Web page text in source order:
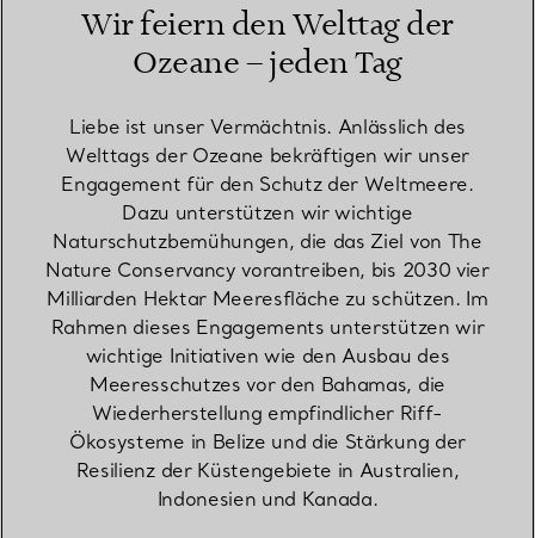
Wir feiern den Welttag der
Ozeane – jeden Tag
Liebe ist unser Vermächtnis. Anlässlich des
Welttags der Ozeane bekräftigen wir unser
Engagement für den Schutz der Weltmeere.
Dazu unterstützen wir wichtige
Naturschutzbemühungen, die das Ziel von The
Nature Conservancy vorantreiben, bis 2030 vier
Milliarden Hektar Meeresfläche zu schützen. Im
Rahmen dieses Engagements unterstützen wir
wichtige Initiativen wie den Ausbau des
Meeresschutzes vor den Bahamas, die
Wiederherstellung empfindlicher Riff-
Ökosysteme in Belize und die Stärkung der
Resilienz der Küstengebiete in Australien,
Indonesien und Kanada.